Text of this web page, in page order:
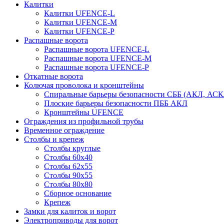
Калитки
Калитки UFENCE-L
Калитки UFENCE-M
Калитки UFENCE-P
Распашные ворота
Распашные ворота UFENCE-L
Распашные ворота UFENCE-M
Распашные ворота UFENCE-P
Откатные ворота
Колючая проволока и кронштейны
Спиральные барьеры безопасности СББ (АКЛ,
Плоские барьеры безопасности ПББ АКЛ
Кронштейны UFENCE
Ограждения из профильной трубы
Временное ограждение
Столбы и крепеж
Столбы круглые
Столбы 60х40
Столбы 62х55
Столбы 90х55
Столбы 80х80
Сборное основание
Крепеж
Замки для калиток и ворот
Электроприводы для ворот